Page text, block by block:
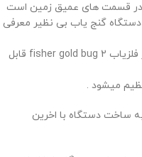
در قسمت های عمیق زمین است
دستگاه گنج یاب بی نظیر معرفی
حالت تفکیک آهن و سیگنال ها ، هردو ، در فلزیاب fisher gold bug 2 قابل
میشود .
ساخت دستگاه با اخرین